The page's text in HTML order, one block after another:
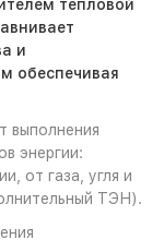
тепловой
и
обеспечивая
выполнения
энергии:
от газа, угля и
ТЭН).